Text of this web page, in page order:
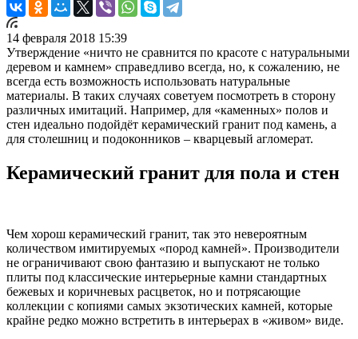
14 февраля 2018 15:39
Утверждение «ничто не сравнится по красоте с натуральными
деревом и камнем» справедливо всегда, но, к сожалению, не
всегда есть возможность использовать натуральные
материалы. В таких случаях советуем посмотреть в сторону
различных имитаций. Например, для «каменных» полов и
стен идеально подойдёт керамический гранит под камень, а
для столешниц и подоконников – кварцевый агломерат.
Керамический гранит для пола и стен
Чем хорош керамический гранит, так это невероятным
количеством имитируемых «пород камней». Производители
не ограничивают свою фантазию и выпускают не только
плиты под классические интерьерные камни стандартных
бежевых и коричневых расцветок, но и потрясающие
коллекции с копиями самых экзотических камней, которые
крайне редко можно встретить в интерьерах в «живом» виде.